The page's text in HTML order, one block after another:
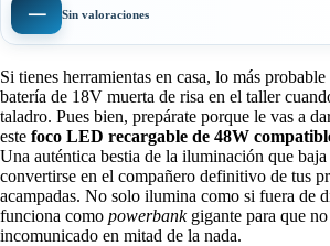
— Sin valoraciones
Si tienes herramientas en casa, lo más
batería de 18V muerta de risa en el taller
taladro. Pues bien, prepárate porque le vas a
este foco LED recargable de 48W
Una auténtica bestia de la iluminación que
convertirse en el compañero definitivo de tus
acampadas. No solo ilumina como si fuera de
funciona como powerbankgigante para que no
incomunicado en mitad de la nada.